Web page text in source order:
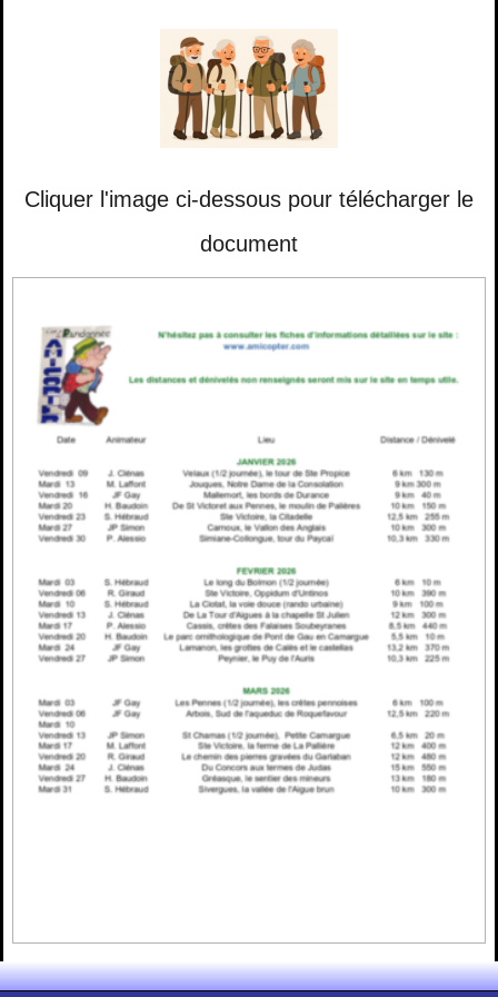
Cliquer l'image ci-dessous pour télécharger le
document